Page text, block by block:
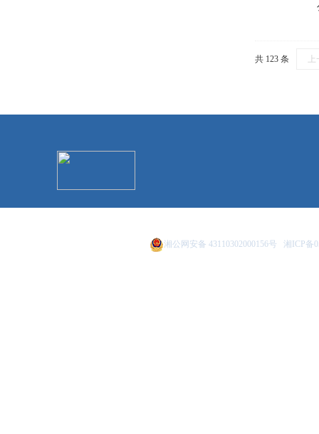
共 123 条
湘公网安备 43110302000156号
湘ICP备